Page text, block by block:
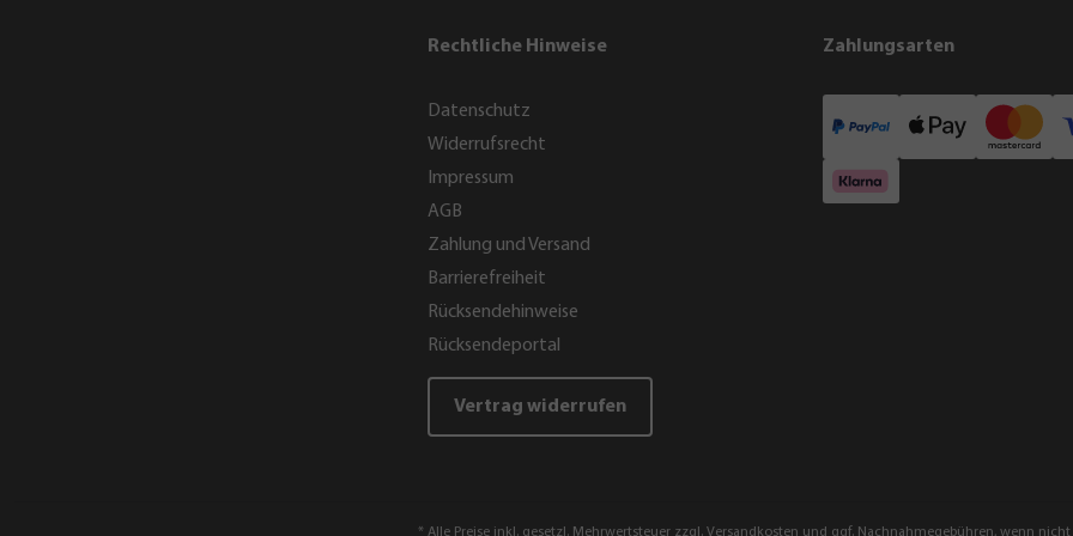
Rechtliche Hinweise
Datenschutz
Widerrufsrecht
Impressum
AGB
Zahlung und Versand
Barrierefreiheit
Rücksendehinweise
Rücksendeportal
Vertrag widerrufen
Zahlungsarten
* Alle Preise inkl. gesetzl. Mehrwertsteuer zzgl. Versandkosten und ggf. Nachnahmegebühren, wenn nicht